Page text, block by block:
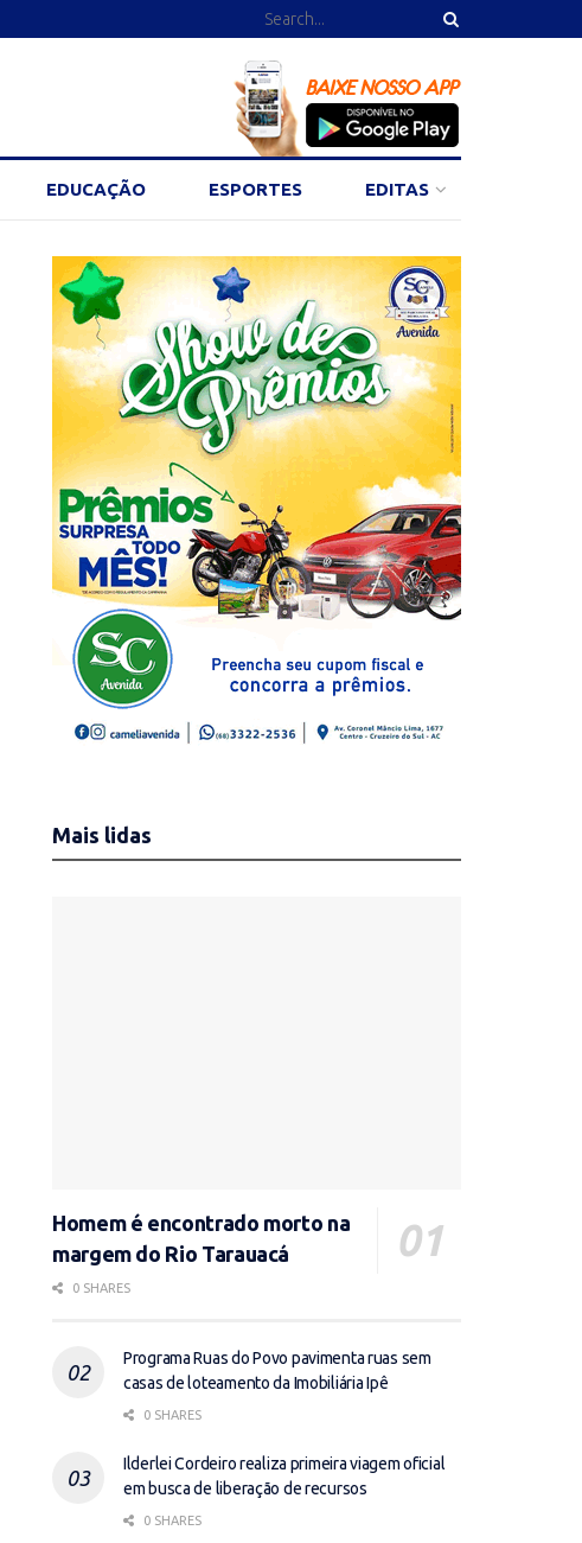
EDUCAÇÃO ESPORTES EDITAS
Mais lidas
Homem é encontrado morto na
margem do Rio Tarauacá
0 SHARES
Programa Ruas do Povo pavimenta ruas sem
casas de loteamento da Imobiliária Ipê
0 SHARES
Ilderlei Cordeiro realiza primeira viagem oficial
em busca de liberação de recursos
0 SHARES